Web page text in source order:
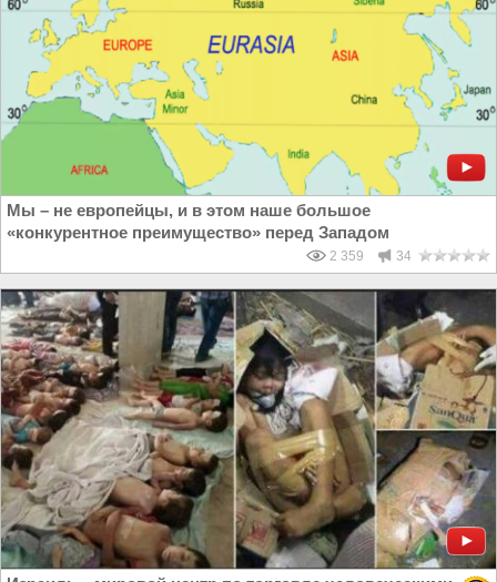
Мы – не европейцы, и в этом наше большое
«конкурентное преимущество» перед Западом
2 359 34